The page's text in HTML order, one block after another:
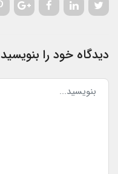
دیدگاه خود را بنویسید